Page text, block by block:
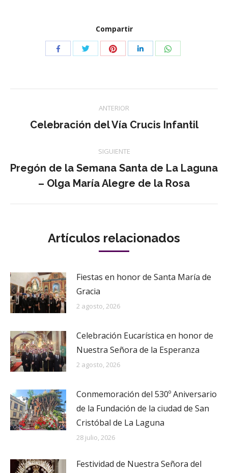
Compartir
CompartirCompartirCompartirCompartirCompartir
Navegación
entre
publicaciones
ANTERIOR
Publicación
Celebración del Vía Crucis Infantil
SIGUIENTE
Publicación
siguiente:
Pregón de la Semana Santa de La Laguna
– Olga María Alegre de la Rosa
Artículos relacionados
Fiestas en honor de Santa María de
Gracia
2 agosto, 2026
Celebración Eucarística en honor de
Nuestra Señora de la Esperanza
2 agosto, 2026
Conmemoración del 530º Aniversario
de la Fundación de la ciudad de San
Cristóbal de La Laguna
28 julio, 2026
Festividad de Nuestra Señora del